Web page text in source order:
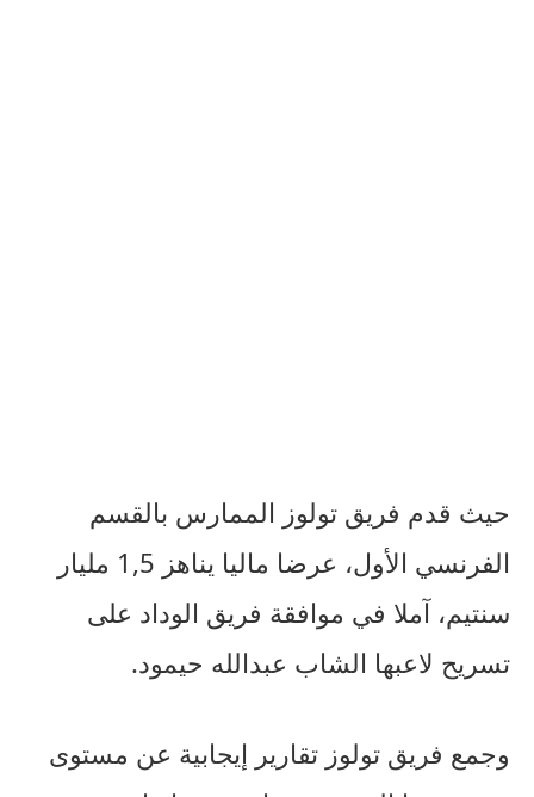
حيث قدم فريق تولوز الممارس بالقسم
الفرنسي الأول، عرضا ماليا يناهز 1,5 مليار
سنتيم، آملا في موافقة فريق الوداد على
تسريح لاعبها الشاب عبدالله حيمود.
وجمع فريق تولوز تقارير إيجابية عن مستوى